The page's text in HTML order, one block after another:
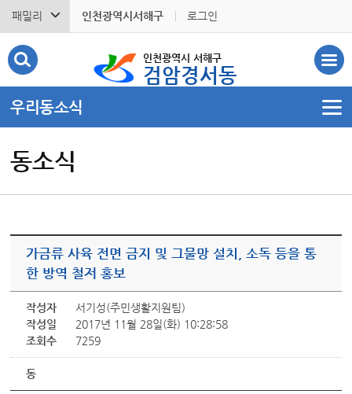
패밀리 인천광역시서해구 로그인
인천광역시 서해구
검암경서동
우리동소식
동소식
가금류 사육 전면 금지 및 그물망 설치, 소독 등을 통
한 방역 철저 홍보
작성자
서기성(주민생활지원팀)
작성일
2017년 11월 28일(화) 10:28:58
조회수
7259
동